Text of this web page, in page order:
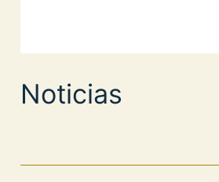
Noticias